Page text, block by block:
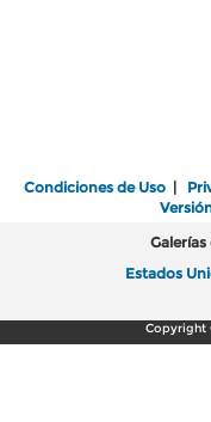
Condiciones de Uso |
Estados
Copyright